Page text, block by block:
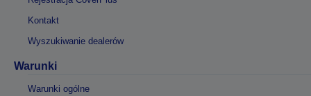
Kontakt
Wyszukiwanie dealerów
Warunki
Warunki ogólne